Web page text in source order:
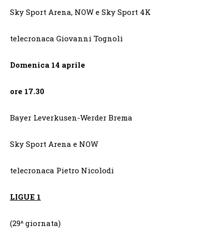
Sky Sport Arena, NOW e Sky Sport 4K
telecronaca Giovanni Tognoli
Domenica 14 aprile
ore 17.30
Bayer Leverkusen-Werder Brema
Sky Sport Arena e NOW
telecronaca Pietro Nicolodi
LIGUE 1
(29^ giornata)